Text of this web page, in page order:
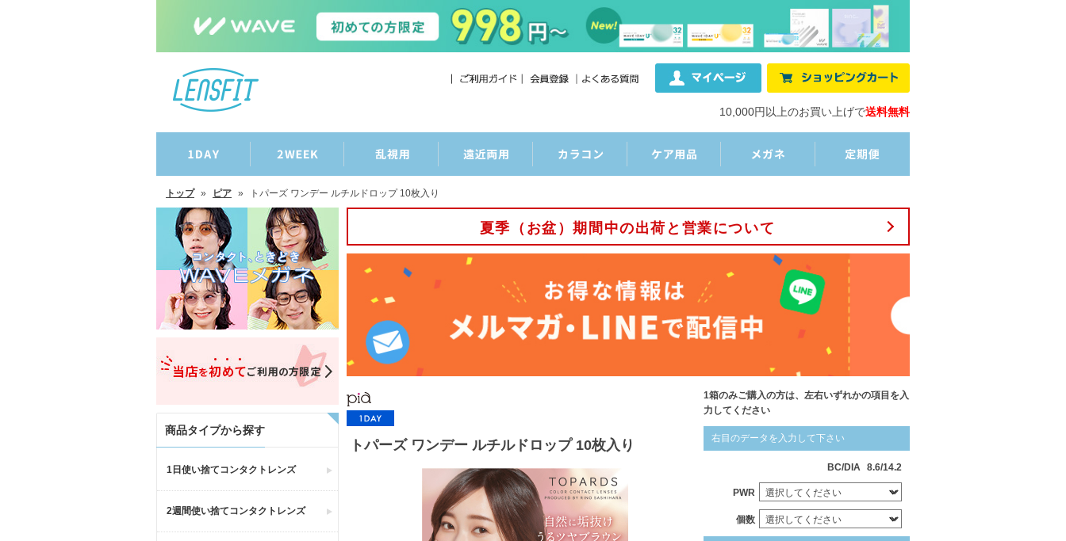
10,000円以上のお買い上げで送料無料
トップ » ピア » トパーズ ワンデー ルチルドロップ 10枚入り
商品タイプから探す
1日使い捨てコンタクトレンズ
2週間使い捨てコンタクトレンズ
夏季（お盆）期間中の出荷と営業について
トパーズ ワンデー ルチルドロップ 10枚入り
1箱のみご購入の方は、左右いずれかの項目を入
力してください
右目のデータを入力して下さい
BC/DIA 8.6/14.2
PWR
個数